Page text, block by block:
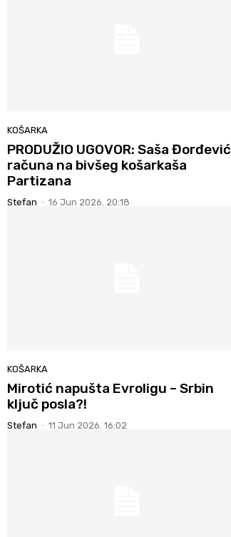
KOŠARKA
PRODUŽIO UGOVOR: Saša Đorđević
računa na bivšeg košarkaša
Partizana
Stefan - 16 Jun 2026. 20:18
KOŠARKA
Mirotić napušta Evroligu – Srbin
ključ posla?!
Stefan - 11 Jun 2026. 16:02